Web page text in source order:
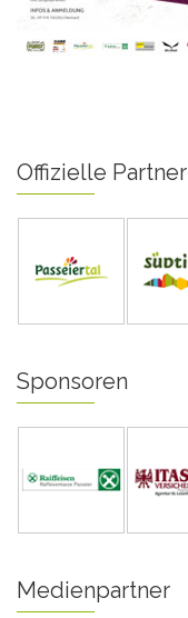
Offizielle Partner
Sponsoren
Medienpartner